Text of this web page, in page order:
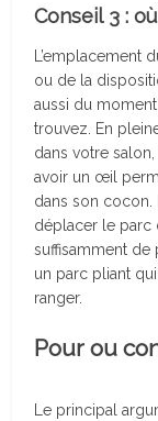
Conseil 3 :
L’emplacement
ou de la
aussi du
trouvez. En
dans votre
avoir un œil
dans son cocon.
déplacer le parc
suffisamment de
un parc pliant
ranger.
Pour ou
Le principal